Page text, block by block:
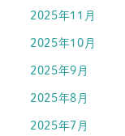
2025年11月
2025年10月
2025年9月
2025年8月
2025年7月